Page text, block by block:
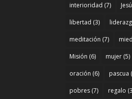
interioridad (7)
libertad (3)
meditación (7)
Misión (6) mujer (5)
oración (6) pascua
pobres (7) regalo